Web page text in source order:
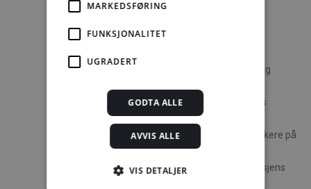
Abonnementsvilkår
Personvernerklæring og
Hva er Byggebransjens
våtromsnorm
Abonnement for deltakere på
våtromskurs
Finn fram i Byggebransjens
MARKEDSFØRING
FUNKSJONALITET
UGRADERT
GODTA ALLE
AVVIS ALLE
VIS DETALJER